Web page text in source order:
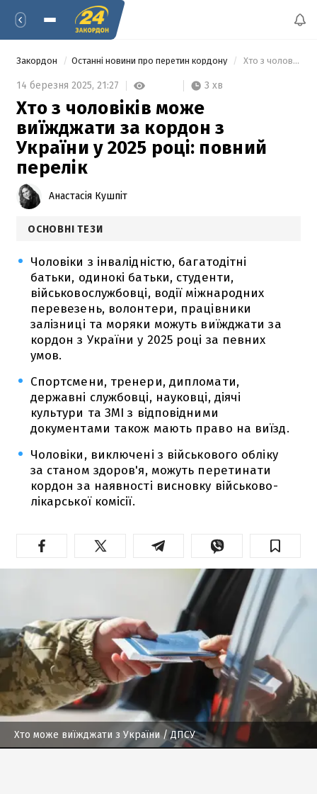
Закордон Останні новини про перетин кордону Хто з чоловіків може виїжджати за кордон з України у 2025 році: повний перелік
14 березня 2025, 21:27 3 хв
Хто з чоловіків може
виїжджати за кордон з
України у 2025 році: повний
перелік
Анастасія Кушпіт
ОСНОВНІ ТЕЗИ
Чоловіки з інвалідністю, багатодітні
батьки, одинокі батьки, студенти,
військовослужбовці, водії міжнародних
перевезень, волонтери, працівники
залізниці та моряки можуть виїжджати за
кордон з України у 2025 році за певних
умов.
Спортсмени, тренери, дипломати,
державні службовці, науковці, діячі
культури та ЗМІ з відповідними
документами також мають право на виїзд.
Чоловіки, виключені з військового обліку
за станом здоров'я, можуть перетинати
кордон за наявності висновку військово-
лікарської комісії.
Хто може виїжджати з України/ ДПСУ